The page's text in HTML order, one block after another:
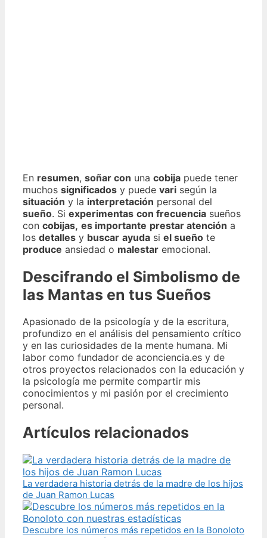
En resumen, soñar con una cobija puede tener
muchos significados y puede vari según la
situación y la interpretación personal del
sueño. Si experimentas con frecuencia sueños
con cobijas, es importante prestar atención a
los detalles y buscar ayuda si el sueño te
produce ansiedad o malestar emocional.
Descifrando el Simbolismo de
las Mantas en tus Sueños
Apasionado de la psicología y de la escritura,
profundizo en el análisis del pensamiento crítico
y en las curiosidades de la mente humana. Mi
labor como fundador de aconciencia.es y de
otros proyectos relacionados con la educación y
la psicología me permite compartir mis
conocimientos y mi pasión por el crecimiento
personal.
Artículos relacionados
La verdadera historia detrás de la madre de los hijos
de Juan Ramon Lucas
Descubre los números más repetidos en la Bonoloto